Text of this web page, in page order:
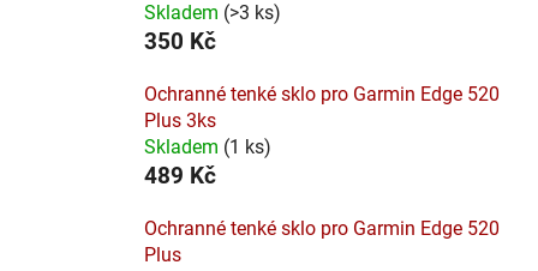
Skladem (>3 ks)
350 Kč
Ochranné tenké sklo pro Garmin Edge 520
Plus 3ks
Skladem (1 ks)
489 Kč
Ochranné tenké sklo pro Garmin Edge 520
Plus